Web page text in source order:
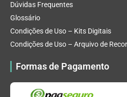
Dúvidas Frequentes
Glossário
Condições de Uso – Kits Digitais
Condições de Uso – Arquivo de
Formas de Pagamento